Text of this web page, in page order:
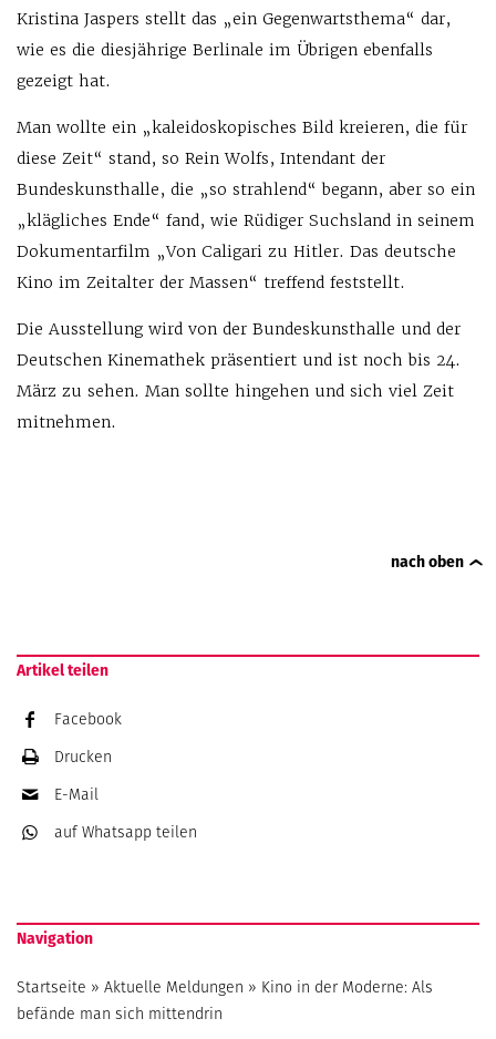
Kristina Jaspers stellt das „ein Gegenwartsthema“ dar,
wie es die diesjährige Berlinale im Übrigen ebenfalls
gezeigt hat.
Man wollte ein „kaleidoskopisches Bild kreieren, die für
diese Zeit“ stand, so Rein Wolfs, Intendant der
Bundeskunsthalle, die „so strahlend“ begann, aber so ein
„klägliches Ende“ fand, wie Rüdiger Suchsland in seinem
Dokumentarfilm „Von Caligari zu Hitler. Das deutsche
Kino im Zeitalter der Massen“ treffend feststellt.
Die Ausstellung wird von der Bundeskunsthalle und der
Deutschen Kinemathek präsentiert und ist noch bis 24.
März zu sehen. Man sollte hingehen und sich viel Zeit
mitnehmen.
nach oben
Artikel teilen
Facebook
Drucken
E-Mail
auf Whatsapp teilen
Navigation
Startseite » Aktuelle Meldungen » Kino in der Moderne: Als
befände man sich mittendrin